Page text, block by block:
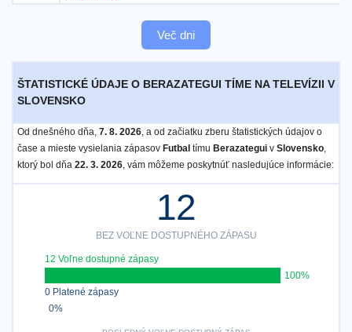
Več dni
ŠTATISTICKÉ ÚDAJE O BERAZATEGUI TÍME NA TELEVÍZII V
SLOVENSKO
Od dnešného dňa, 7. 8. 2026, a od začiatku zberu štatistických údajov o
čase a mieste vysielania zápasov Futbal tímu Berazategui v Slovensko,
ktorý bol dňa 22. 3. 2026, vám môžeme poskytnúť nasledujúce informácie:
12
BEZ VOĽNE DOSTUPNÉHO ZÁPASU
12 Voľne dostupné zápasy
100%
0 Platené zápasy
0%